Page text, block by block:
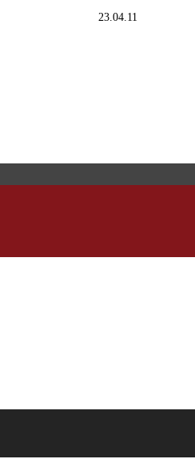
23.04.11